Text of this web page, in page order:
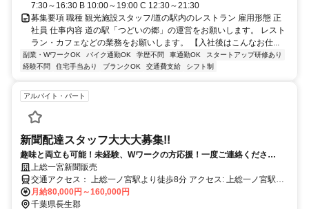
7:30～16:30 B 10:00～19:00 C 12:30～21:30
募集要項 職種 観光施設スタッフ/道の駅内のレストラン 雇用形態 正
社員 仕事内容 道の駅「つどいの郷」の運営をお願いします。 レスト
ラン・カフェなどの業務をお願いします。 【入社後はこんなお仕...
副業・WワークOK バイク通勤OK 学歴不問 車通勤OK
スタートアップ研修あり
経験不問
住宅手当あり ブランクOK 交通費支給 シフト制
アルバイト・パート
新聞配達スタッフ大大大募集!!
趣味と両立も可能！未経験、Wワークの方応援！一度ご連絡くださ
い！！
上総一宮新聞販売
交通アクセス： 上総一ノ宮駅より徒歩8分 アクセス: 上総一ノ宮駅よ
り徒歩8分
月給80,000円～160,000円
千葉県長生郡